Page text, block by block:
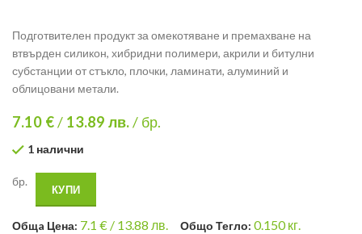
Подготвителен продукт за омекотяване и премахване на
втвърден силикон, хибридни полимери, акрили и битулни
субстанции от стъкло, плочки, ламинати, алуминий и
облицовани метали.
7.10 €/ 13.89 лв./ бр.
1 налични
бр.
КУПИ
Общa Цена: 7.1 € / 13.88 лв. Общо Тегло: 0.150кг.